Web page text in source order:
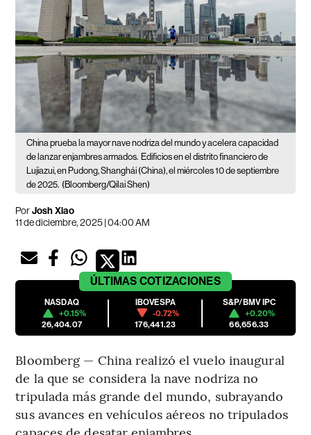
China prueba la mayor nave nodriza del mundo y acelera capacidad
de lanzar enjambres armados. Edificios en el distrito financiero de
Lujiazui, en Pudong, Shanghái (China), el miércoles 10 de septiembre
de 2025. (Bloomberg/Qilai Shen)
PorJosh Xiao
11 de diciembre, 2025 | 04:00 AM
ÚLTIMAS COTIZACIONES
NASDAQ
+0.15%
26,404.07
IBOVESPA
-0.72%
176,441.23
S&P/BMV IPC
+0.20%
66,656.33
Bloomberg — China realizó el vuelo inaugural
de la que se considera la nave nodriza no
tripulada más grande del mundo, subrayando
sus avances en vehículos aéreos no tripulados